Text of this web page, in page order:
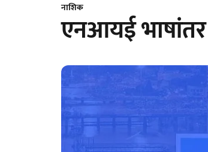
नाशिक
एनआयई भाषांतर